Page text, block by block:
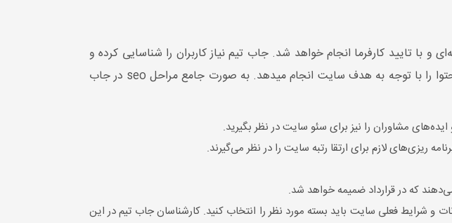
تایید کارفرما انجام خواهد شد. جاب تیم نیاز کاربران را شناسایی کرده و
با سئو اصولی سعی در این دارد تا بتواند آن‌ها را به بهترین نحو رفع کند. همچنین تولید محتوا را با توجه به هدف سایت انجام میدهد. به صورت جامع مراحل seo در جاب
مشاوران را نیز برای سئو سایت در نظر بگیرید.
لازم برای ارتقا رتبه سایت را در نظر می‌گیرند.
که در قرارداد ضمیمه خواهد شد.
و شرایط فعلی سایت باید بسته مورد نظر را انتخاب کنید. کارشناسان جاب تیم در این